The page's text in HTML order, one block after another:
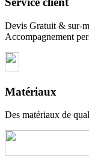
Devis Gratuit & sur-
Accompagnement
Matériaux
Des matériaux de